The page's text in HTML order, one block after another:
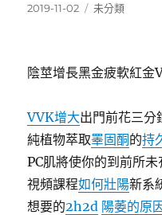
發
2019-11-02
分
未分類
陰莖增長黑金疲軟紅金
VVK增大出門前花三分
純植物萃取睪固酮的持
PC肌將使你的到前所
視頻課程如何壯陽新系
想要的2h2d 陽萎的原